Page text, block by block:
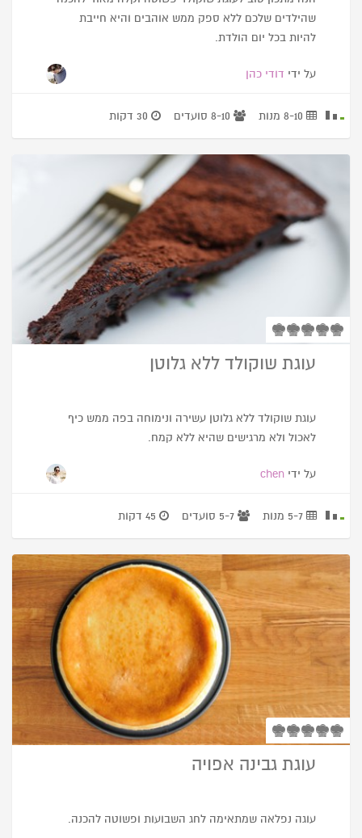
שהילדים שלכם ללא ספק ממש אוהבים והיא חייבת
להיות בכל יום הולדת.
על ידי דודי כהן
עוגת שוקולד ללא גלוטן
עוגת שוקולד ללא גלוטן עשירה ונימוחה בפה ממש כיף
לאכול ולא מרגישים שהיא ללא קמח.
על ידי chen
עוגת גבינה אפויה
עוגה נפלאה שמתאימה לחג השבועות ופשוטה להכנה.